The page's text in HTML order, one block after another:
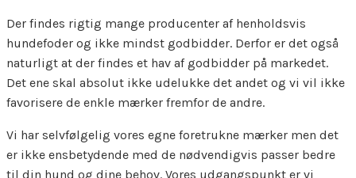
Der findes rigtig mange producenter af henholdsvis
hundefoder og ikke mindst godbidder. Derfor er det også
naturligt at der findes et hav af godbidder på markedet.
Det ene skal absolut ikke udelukke det andet og vi vil ikke
favorisere de enkle mærker fremfor de andre.
Vi har selvfølgelig vores egne foretrukne mærker men det
er ikke ensbetydende med de nødvendigvis passer bedre
til din hund og dine behov. Vores udgangspunkt er vi